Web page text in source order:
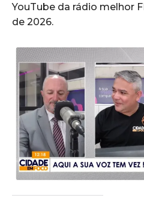
YouTube da rádio melhor
de 2026.